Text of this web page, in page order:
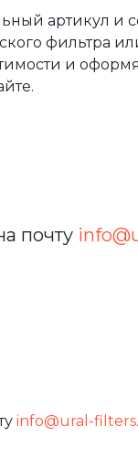
артикул и
фильтра
и
почту
info@ural-